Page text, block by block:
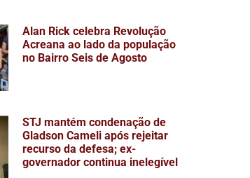
Alan Rick celebra Revolução
Acreana ao lado da população
no Bairro Seis de Agosto
STJ mantém condenação de
Gladson Cameli após rejeitar
recurso da defesa; ex-
governador continua inelegível